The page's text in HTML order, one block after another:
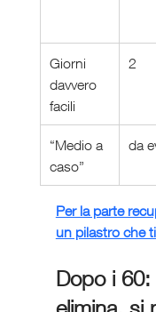
Giorni
davvero
facili
2
“Medio a
caso”
da
Per la parte
un pilastro che
Dopo i 60: